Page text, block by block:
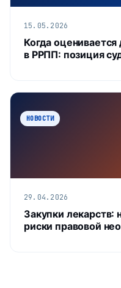
15.05.2026
Когда
в РРПП: позиция
НОВОСТИ
29.04.2026
Закупки
риски правовой